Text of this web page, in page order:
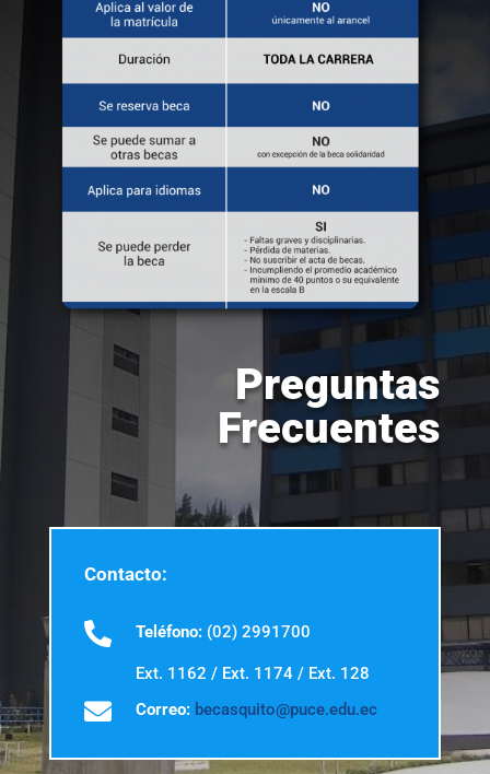
Preguntas
Frecuentes
Contacto:
 Teléfono:(02) 2991700
Ext. 1162 / Ext. 1174 / Ext. 128
 Correo: becasquito@puce.edu.ec